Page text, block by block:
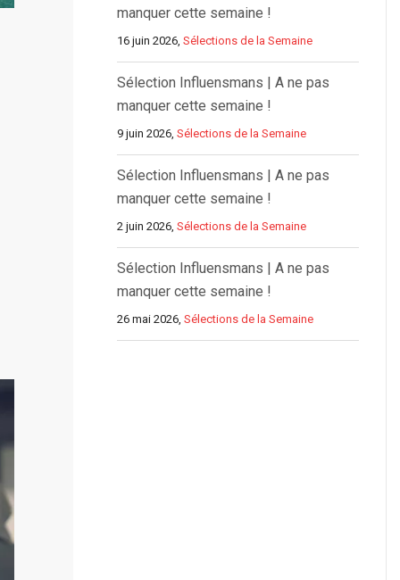
manquer cette semaine !
16 juin 2026, Sélections de la Semaine
Sélection Influensmans | A ne pas
manquer cette semaine !
9 juin 2026, Sélections de la Semaine
Sélection Influensmans | A ne pas
manquer cette semaine !
2 juin 2026, Sélections de la Semaine
Sélection Influensmans | A ne pas
manquer cette semaine !
26 mai 2026, Sélections de la Semaine